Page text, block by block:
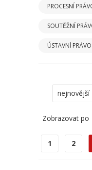
PROCESNÍ
SOUTĚŽNÍ
ÚSTAVNÍ PRÁVO
nejnovější
Zobrazovat po
1 2